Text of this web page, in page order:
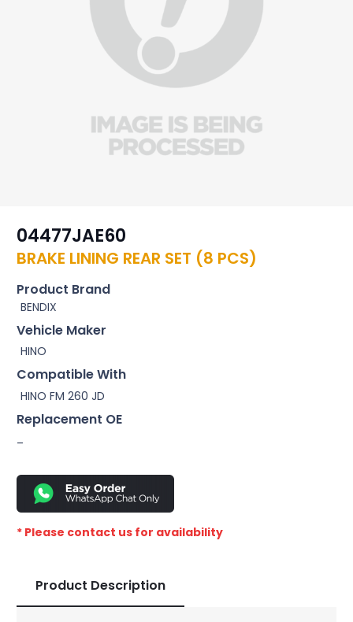
04477JAE60
BRAKE LINING REAR SET (8 PCS)
Product Brand
BENDIX
Vehicle Maker
HINO
Compatible With
HINO FM 260 JD
Replacement OE
–
* Please contact us for availability
Product Description